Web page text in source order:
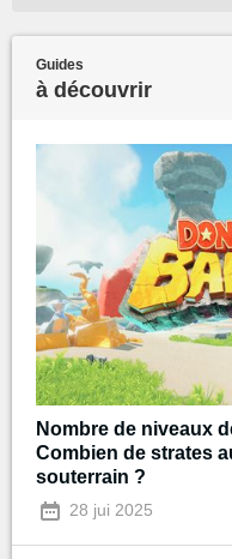
Guides
à découvrir
Nombre de niveaux
Combien de strates
souterrain ?
28 jui 2025